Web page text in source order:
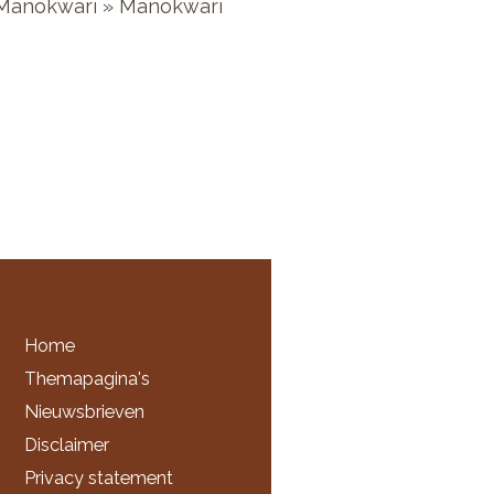
» Manokwari
Home
Themapagina's
Nieuwsbrieven
Disclaimer
Privacy statement